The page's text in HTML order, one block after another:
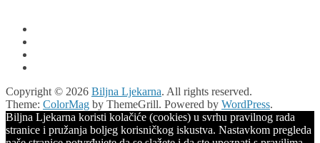
Copyright © 2026 Biljna Ljekarna. All rights reserved.
Theme: ColorMag by ThemeGrill. Powered by WordPress.
Biljna Ljekarna koristi kolačiće (cookies) u svrhu pravilnog rada
stranice i pružanja boljeg korisničkog iskustva. Nastavkom pregleda